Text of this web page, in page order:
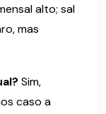
alto; sal
mas
Sim,
caso a